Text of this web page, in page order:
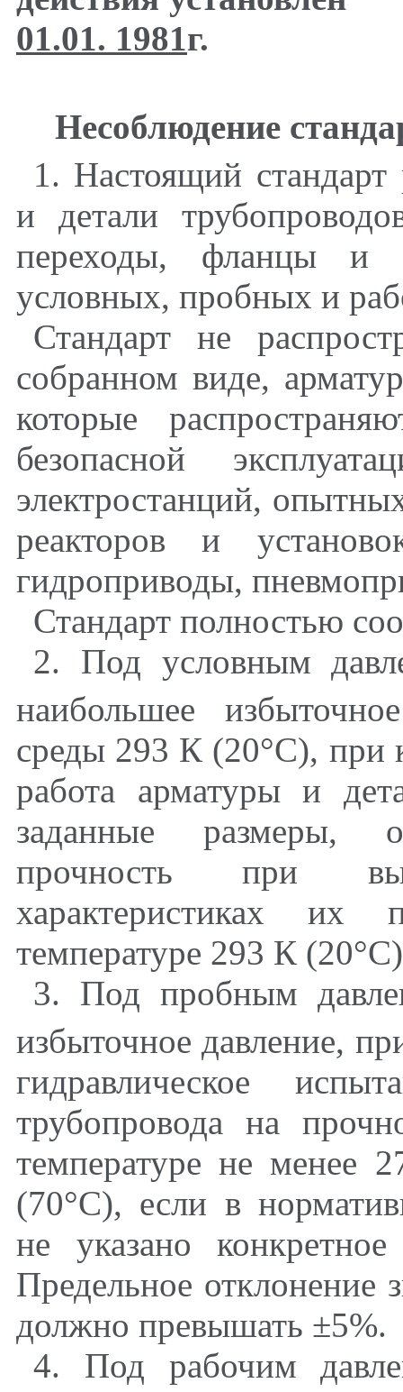
01.01. 1981г.
Несоблюдение
1. Настоящий стандарт
и детали
переходы, фланцы и
условных, пробных и
Стандарт не
собранном виде,
которые
безопасной
электростанций,
реакторов и
гидроприводы,
Стандарт полностью
2. Под условным
наибольшее
среды 293 К (20°С), при
работа арматуры и
заданные размеры,
прочность при
характеристиках их
температуре 293 К
3. Под пробным
избыточное давление,
гидравлическое
трубопровода на
температуре не
(70°С), если в
не указано
Предельное отклонение
должно превышать ±5%.
4. Под рабочим